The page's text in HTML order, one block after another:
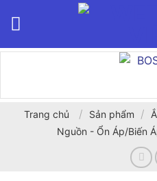
Trang chủ / Sản phẩm /
Nguồn - Ổn Áp/Biến